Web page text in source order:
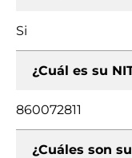
Si
¿Cuál es su
860072811
¿Cuáles son